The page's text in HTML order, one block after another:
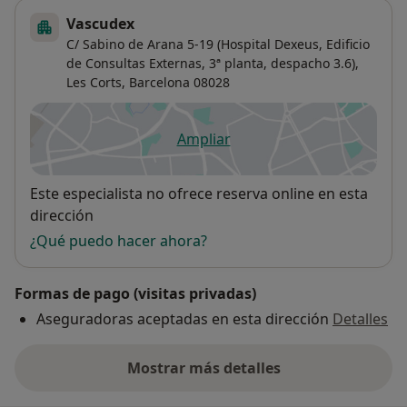
Vascudex
C/ Sabino de Arana 5-19 (Hospital Dexeus, Edificio
de Consultas Externas, 3ª planta, despacho 3.6),
Les Corts, Barcelona 08028
Ampliarse abre en una nueva
Disponibilidad
Este especialista no ofrece reserva online en esta
dirección
¿Qué puedo hacer ahora?
Formas de pago (visitas privadas)
Aseguradoras aceptadas en esta dirección Detalles
Mostrar más detalles
sobre la dirección